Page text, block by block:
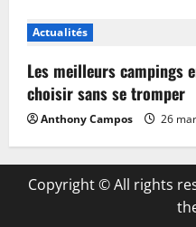
Actualités
Les meilleurs campings
choisir sans se tromper
Anthony Campos 26
Copyright © All rights